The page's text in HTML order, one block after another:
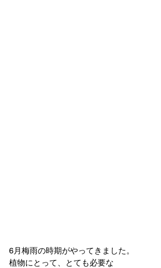
6月梅雨の時期がやってきました。
植物にとって、とても必要な